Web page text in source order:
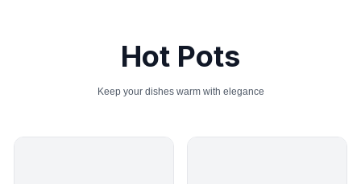
Hot Pots
Keep your dishes warm with elegance